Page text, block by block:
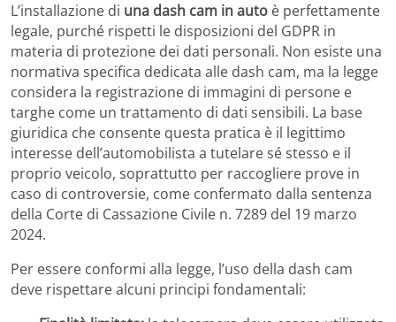
L’installazione di una dash cam in auto è perfettamente
legale, purché rispetti le disposizioni del GDPR in
materia di protezione dei dati personali. Non esiste una
normativa specifica dedicata alle dash cam, ma la legge
considera la registrazione di immagini di persone e
targhe come un trattamento di dati sensibili. La base
giuridica che consente questa pratica è il legittimo
interesse dell’automobilista a tutelare sé stesso e il
proprio veicolo, soprattutto per raccogliere prove in
caso di controversie, come confermato dalla sentenza
della Corte di Cassazione Civile n. 7289 del 19 marzo
2024.
Per essere conformi alla legge, l’uso della dash cam
deve rispettare alcuni principi fondamentali: